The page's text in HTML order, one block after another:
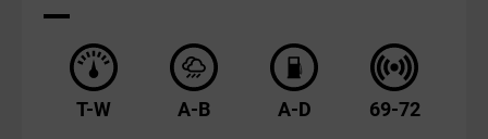
T-W A-B A-D 69-72